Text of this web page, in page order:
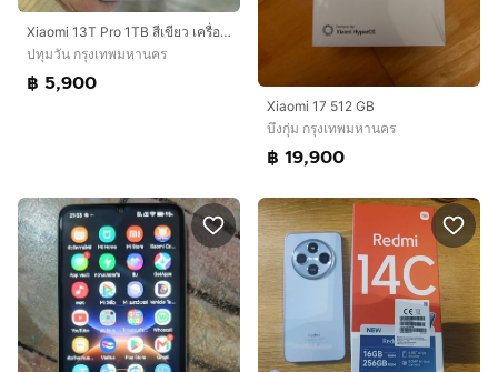
Xiaomi 13T Pro 1TB สีเขียว เครื่องศูนย์ ตามรายละเอียดนะคะ🥰🥰
ปทุมวัน กรุงเทพมหานคร
฿ 5,900
Xiaomi 17 512 GB
บึงกุ่ม กรุงเทพมหานคร
฿ 19,900